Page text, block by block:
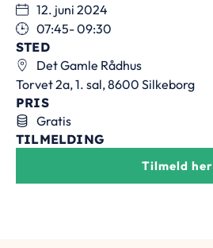
12. juni 2024
07:45- 09:30
STED
Det Gamle Rådhus
Torvet 2a, 1. sal, 8600 Silkeborg
PRIS
Gratis
TILMELDING
Tilmeld her